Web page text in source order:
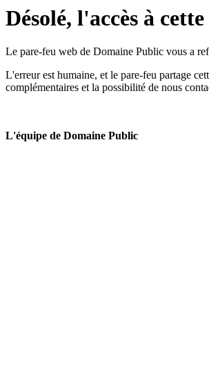
Désolé, l'accès à
Le pare-feu web de Domaine Public vous a
L'erreur est humaine, et le pare-feu partage
complémentaires et la possibilité de nous
L'équipe de Domaine Public